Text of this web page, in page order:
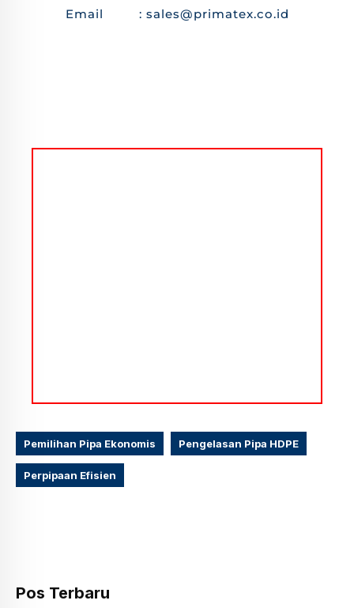
Email : sales@primatex.co.id
Pemilihan Pipa Ekonomis Pengelasan Pipa HDPE
Perpipaan Efisien
Pos Terbaru